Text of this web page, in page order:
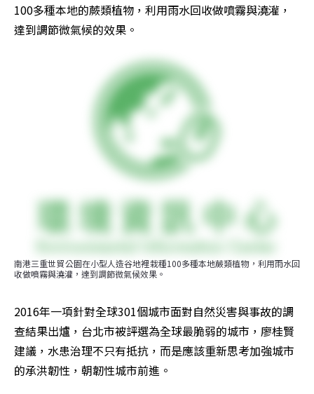
100多種本地的蕨類植物，利用雨水回收做噴霧與澆灌，
達到調節微氣候的效果。
南港三重世貿公園在小型人造谷地裡栽種100多種本地蕨類植物，利用雨水回
收做噴霧與澆灌，達到調節微氣候效果。
2016年一項針對全球301個城市面對自然災害與事故的調
查結果出爐，台北市被評選為全球最脆弱的城市，廖桂賢
建議，水患治理不只有抵抗，而是應該重新思考加強城市
的承洪韌性，朝韌性城市前進。